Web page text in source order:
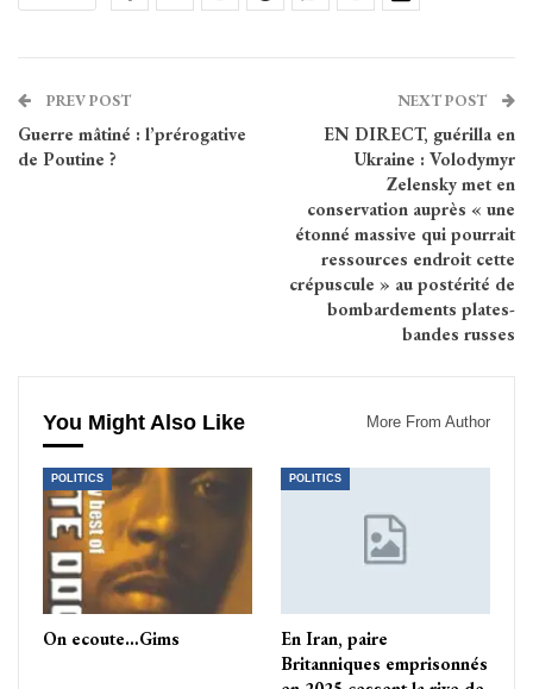
PREV POST
Guerre mâtiné : l’prérogative
de Poutine ?
NEXT POST
EN DIRECT, guérilla en
Ukraine : Volodymyr
Zelensky met en
conservation auprès « une
étonné massive qui pourrait
ressources endroit cette
crépuscule » au postérité de
bombardements plates-
bandes russes
You Might Also Like More From Author
POLITICS
On ecoute…Gims
POLITICS
En Iran, paire
Britanniques emprisonnés